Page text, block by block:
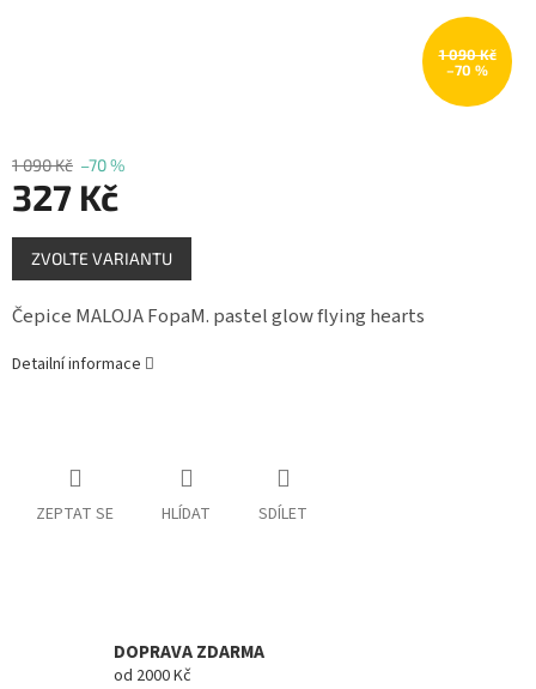
1 090 Kč
–70 %
1 090 Kč –70 %
327 Kč
Měrná
cena:
ZVOLTE VARIANTU
Čepice MALOJA FopaM. pastel glow flying hearts
Detailní informace
ZEPTAT SE HLÍDAT SDÍLET
DOPRAVA ZDARMA
od 2000 Kč